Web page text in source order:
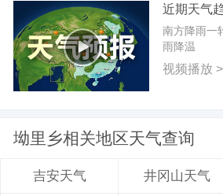
近期天气
南方降雨一
雨降温
视频播放 >
坳里乡相关地区天气查询
吉安天气 井冈山天气